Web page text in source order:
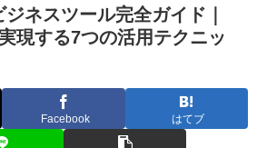
ネスツール完全ガイド｜
現する7つの活用テクニッ
Facebook はてブ